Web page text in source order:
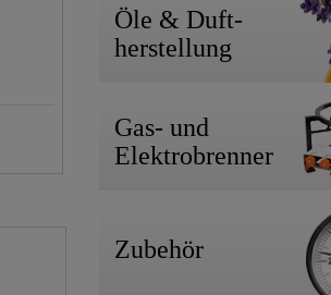
Öle & Duft-
herstellung
Gas- und
Elektrobrenner
Zubehör